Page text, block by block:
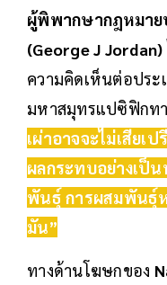
ผู้พิพากษากฎหมาย
(George J Jordan)
ความคิดเห็นต่อประ
มหาสมุทรแปซิฟิกทา
เผ่าอาจจะไม่เสียเ
ผลกระทบอย่างเป็
พันธุ์ การผสมพันธุ์
มัน”
ทางด้านโฆษกของ